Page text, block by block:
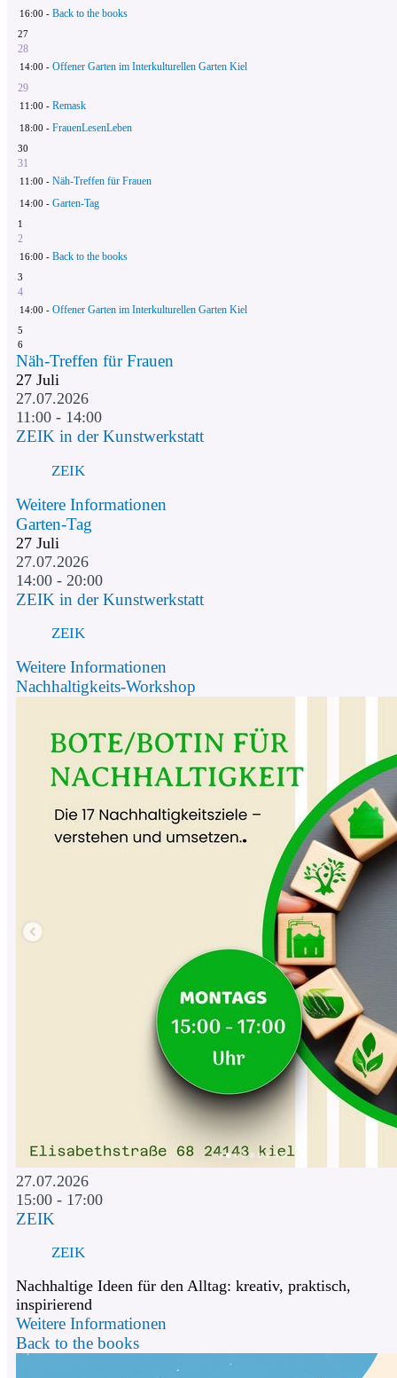
16:00 - Back to the books
27
28
14:00 - Offener Garten im Interkulturellen Garten Kiel
29
11:00 - Remask
18:00 - FrauenLesenLeben
30
31
11:00 - Näh-Treffen für Frauen
14:00 - Garten-Tag
1
2
16:00 - Back to the books
3
4
14:00 - Offener Garten im Interkulturellen Garten Kiel
5
6
Näh-Treffen für Frauen
27 Juli
27.07.2026
11:00 - 14:00
ZEIK in der Kunstwerkstatt
ZEIK
Weitere Informationen
Garten-Tag
27 Juli
27.07.2026
14:00 - 20:00
ZEIK in der Kunstwerkstatt
ZEIK
Weitere Informationen
Nachhaltigkeits-Workshop
27.07.2026
15:00 - 17:00
ZEIK
ZEIK
Nachhaltige Ideen für den Alltag: kreativ, praktisch,
inspirierend
Weitere Informationen
Back to the books